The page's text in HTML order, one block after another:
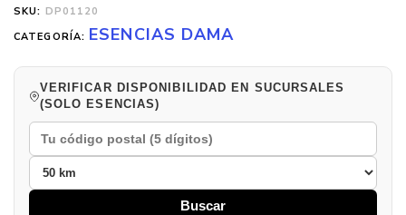
SKU: DP01120
CATEGORÍA: ESENCIAS DAMA
VERIFICAR DISPONIBILIDAD EN SUCURSALES
(SOLO ESENCIAS)
Buscar